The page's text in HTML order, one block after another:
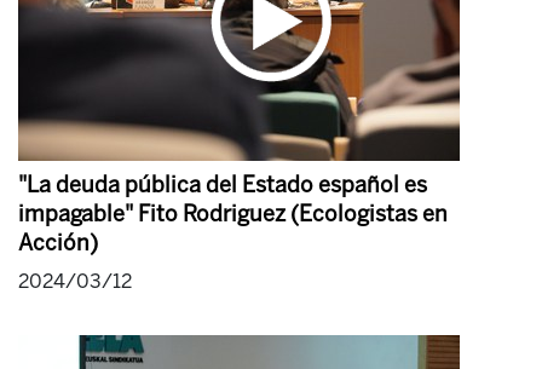
"La deuda pública del Estado español es
impagable" Fito Rodriguez (Ecologistas en
Acción)
2024/03/12